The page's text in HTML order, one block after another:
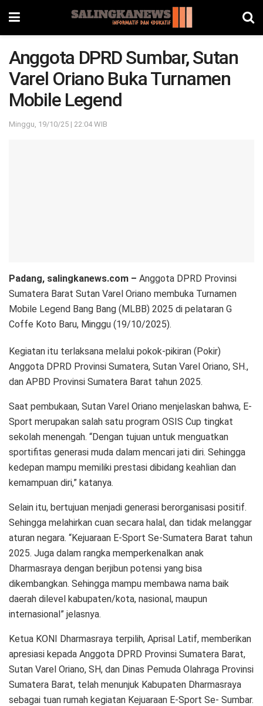
Anggota DPRD Sumbar, Sutan
Varel Oriano Buka Turnamen
Mobile Legend
Minggu, 19/10/25 | 22:04 WIB
Padang, salingkanews.com – Anggota DPRD Provinsi
Sumatera Barat Sutan Varel Oriano membuka Turnamen
Mobile Legend Bang Bang (MLBB) 2025 di pelataran G
Coffe Koto Baru, Minggu (19/10/2025).
Kegiatan itu terlaksana melalui pokok-pikiran (Pokir)
Anggota DPRD Provinsi Sumatera, Sutan Varel Oriano, SH.,
dan APBD Provinsi Sumatera Barat tahun 2025.
Saat pembukaan, Sutan Varel Oriano menjelaskan bahwa, E-
Sport merupakan salah satu program OSIS Cup tingkat
sekolah menengah. “Dengan tujuan untuk menguatkan
sportifitas generasi muda dalam mencari jati diri. Sehingga
kedepan mampu memiliki prestasi dibidang keahlian dan
kemampuan diri,” katanya.
Selain itu, bertujuan menjadi generasi berorganisasi positif.
Sehingga melahirkan cuan secara halal, dan tidak melanggar
aturan negara. “Kejuaraan E-Sport Se-Sumatera Barat tahun
2025. Juga dalam rangka memperkenalkan anak
Dharmasraya dengan berjibun potensi yang bisa
dikembangkan. Sehingga mampu membawa nama baik
daerah dilevel kabupaten/kota, nasional, maupun
internasional” jelasnya.
Ketua KONI Dharmasraya terpilih, Aprisal Latif, memberikan
apresiasi kepada Anggota DPRD Provinsi Sumatera Barat,
Sutan Varel Oriano, SH, dan Dinas Pemuda Olahraga Provinsi
Sumatera Barat, telah menunjuk Kabupaten Dharmasraya
sebagai tuan rumah kegiatan Kejuaraan E-Sport Se- Sumbar.